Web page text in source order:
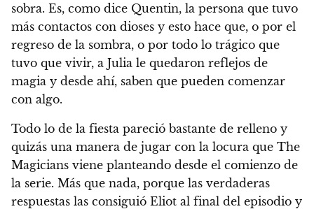
sobra. Es, como dice Quentin, la persona que tuvo
más contactos con dioses y esto hace que, o por el
regreso de la sombra, o por todo lo trágico que
tuvo que vivir, a Julia le quedaron reflejos de
magia y desde ahí, saben que pueden comenzar
con algo.
Todo lo de la fiesta pareció bastante de relleno y
quizás una manera de jugar con la locura que The
Magicians viene planteando desde el comienzo de
la serie. Más que nada, porque las verdaderas
respuestas las consiguió Eliot al final del episodio y